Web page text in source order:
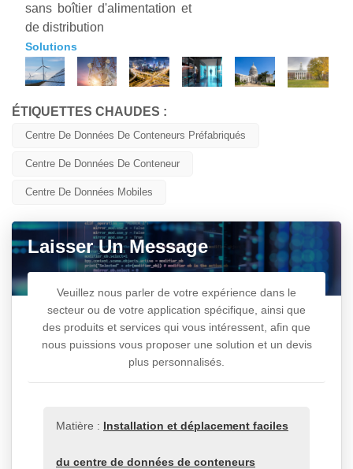
sans boîtier d'alimentation et
de distribution
Solutions
ÉTIQUETTES CHAUDES :
Centre De Données De Conteneurs Préfabriqués
Centre De Données De Conteneur
Centre De Données Mobiles
Laisser Un Message
Veuillez nous parler de votre expérience dans le
secteur ou de votre application spécifique, ainsi que
des produits et services qui vous intéressent, afin que
nous puissions vous proposer une solution et un devis
plus personnalisés.
Matière : Installation et déplacement faciles
du centre de données de conteneurs